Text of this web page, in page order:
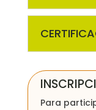
Para